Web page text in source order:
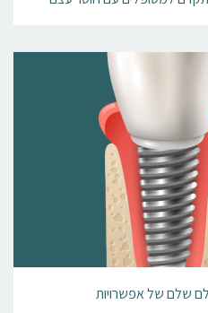
שלם של אפשרויות